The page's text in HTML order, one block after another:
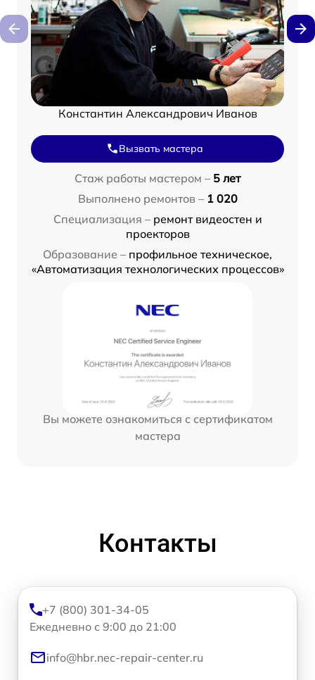
Константин Александрович Иванов
Вызвать мастера
Стаж работы мастером – 5 лет
Выполнено ремонтов – 1 020
Специализация – ремонт видеостен и
проекторов
Образование – профильное техническое,
«Автоматизация технологических процессов»
Вы можете ознакомиться с сертификатом
мастера
Контакты
+7 (800) 301-34-05
Ежедневно с 9:00 до 21:00
info@hbr.nec-repair-center.ru